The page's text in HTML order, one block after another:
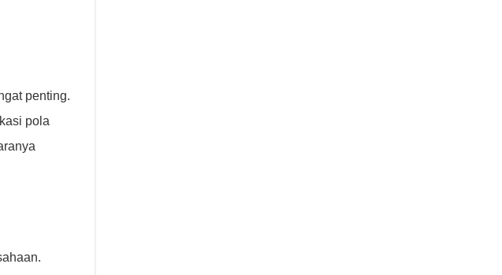
penting.
pola